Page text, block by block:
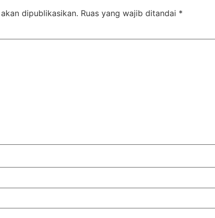
dipublikasikan. Ruas yang wajib ditandai *